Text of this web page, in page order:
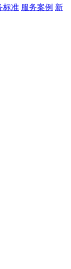
标准 服务案例 新